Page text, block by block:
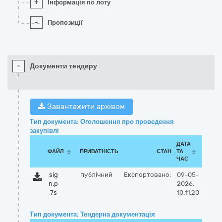
+ Інформація по лоту
- Пропозиції
- Документи тендеру
Завантажити архівом
Тип документа: Оголошення про проведення
закупівлі
ФАЙЛ ПРИВАТНІСТЬ СТАН
ДАТА
ТА
ЧАС
sig
n.p
7s
публічний Експортовано:
09-05-
2026,
10:11:20
Тип документа: Тендерна документація